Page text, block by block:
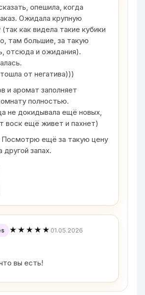
опешила, когда
Ожидала крупную
как видела такие кубики
там большие, за такую
отсюда и ожидания).
от негатива)))
и аромат заполняет
полностью.
не докидывала ещё новых,
воск ещё живет и пахнет)
Посмотрю ещё за такую цену
другой запах.
★★★★★ 01.05.2026
вы есть!